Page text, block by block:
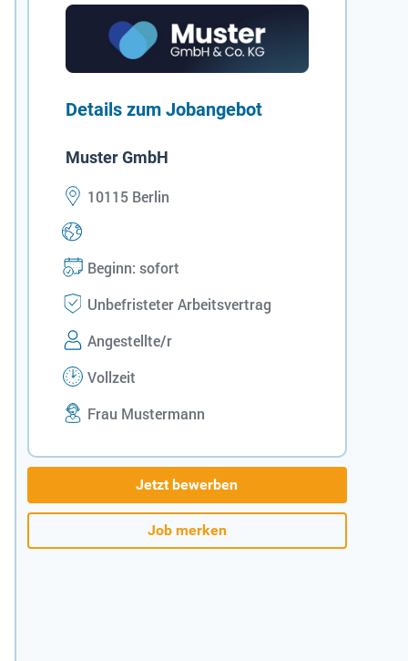
Details zum Jobangebot
Muster GmbH
10115 Berlin
Beginn: sofort
Unbefristeter Arbeitsvertrag
Angestellte/r
Vollzeit
Frau Mustermann
Jetzt bewerben
Job merken